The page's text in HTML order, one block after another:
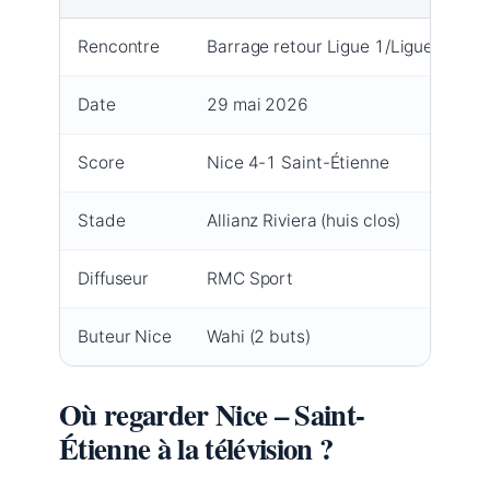
Rencontre Barrage retour Ligue 1/Ligue 2
Date 29 mai 2026
Score Nice 4-1 Saint-Étienne
Stade Allianz Riviera (huis clos)
Diffuseur RMC Sport
Buteur Nice Wahi (2 buts)
Où regarder Nice – Saint-
Étienne à la télévision ?